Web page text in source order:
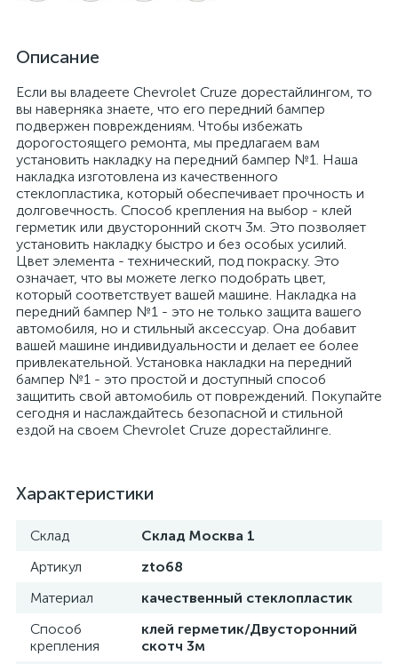
Описание
Если вы владеете Chevrolet Cruze дорестайлингом, то
вы наверняка знаете, что его передний бампер
подвержен повреждениям. Чтобы избежать
дорогостоящего ремонта, мы предлагаем вам
установить накладку на передний бампер №1. Наша
накладка изготовлена из качественного
стеклопластика, который обеспечивает прочность и
долговечность. Способ крепления на выбор - клей
герметик или двусторонний скотч 3м. Это позволяет
установить накладку быстро и без особых усилий.
Цвет элемента - технический, под покраску. Это
означает, что вы можете легко подобрать цвет,
который соответствует вашей машине. Накладка на
передний бампер №1 - это не только защита вашего
автомобиля, но и стильный аксессуар. Она добавит
вашей машине индивидуальности и делает ее более
привлекательной. Установка накладки на передний
бампер №1 - это простой и доступный способ
защитить свой автомобиль от повреждений. Покупайте
сегодня и наслаждайтесь безопасной и стильной
ездой на своем Chevrolet Cruze дорестайлинге.
Характеристики
Склад
Склад Москва 1
Артикул
zto68
Материал
качественный стеклопластик
Способ
крепления
клей герметик/Двусторонний
скотч 3м